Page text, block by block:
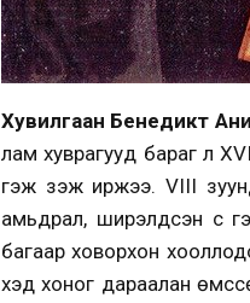
Хувилгаан Бенедикт
лам хуврагууд бараг л
гэж үзэж иржээ. VIII
амьдрал, ширэлдсэн үс
багаар ховорхон
хэд хоног дараалан